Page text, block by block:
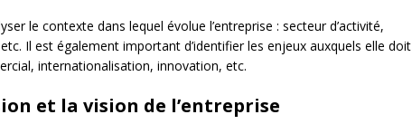
le contexte dans lequel évolue l’entreprise : secteur d’activité,
Il est également important d’identifier les enjeux auxquels elle doit
internationalisation, innovation, etc.
et la vision de l’entreprise